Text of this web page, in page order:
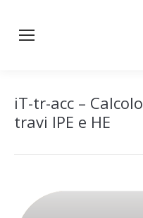
iT-tr-acc – Calcolo
travi IPE e HE